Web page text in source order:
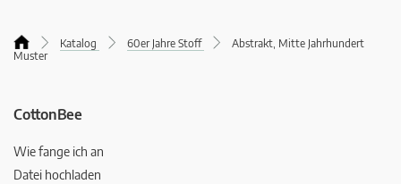
Katalog 60er Jahre Stoff
Abstrakt, Mitte Jahrhundert
Muster
CottonBee
Wie fange ich an
Datei hochladen